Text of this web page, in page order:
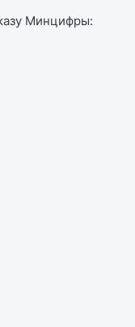
Минцифры: